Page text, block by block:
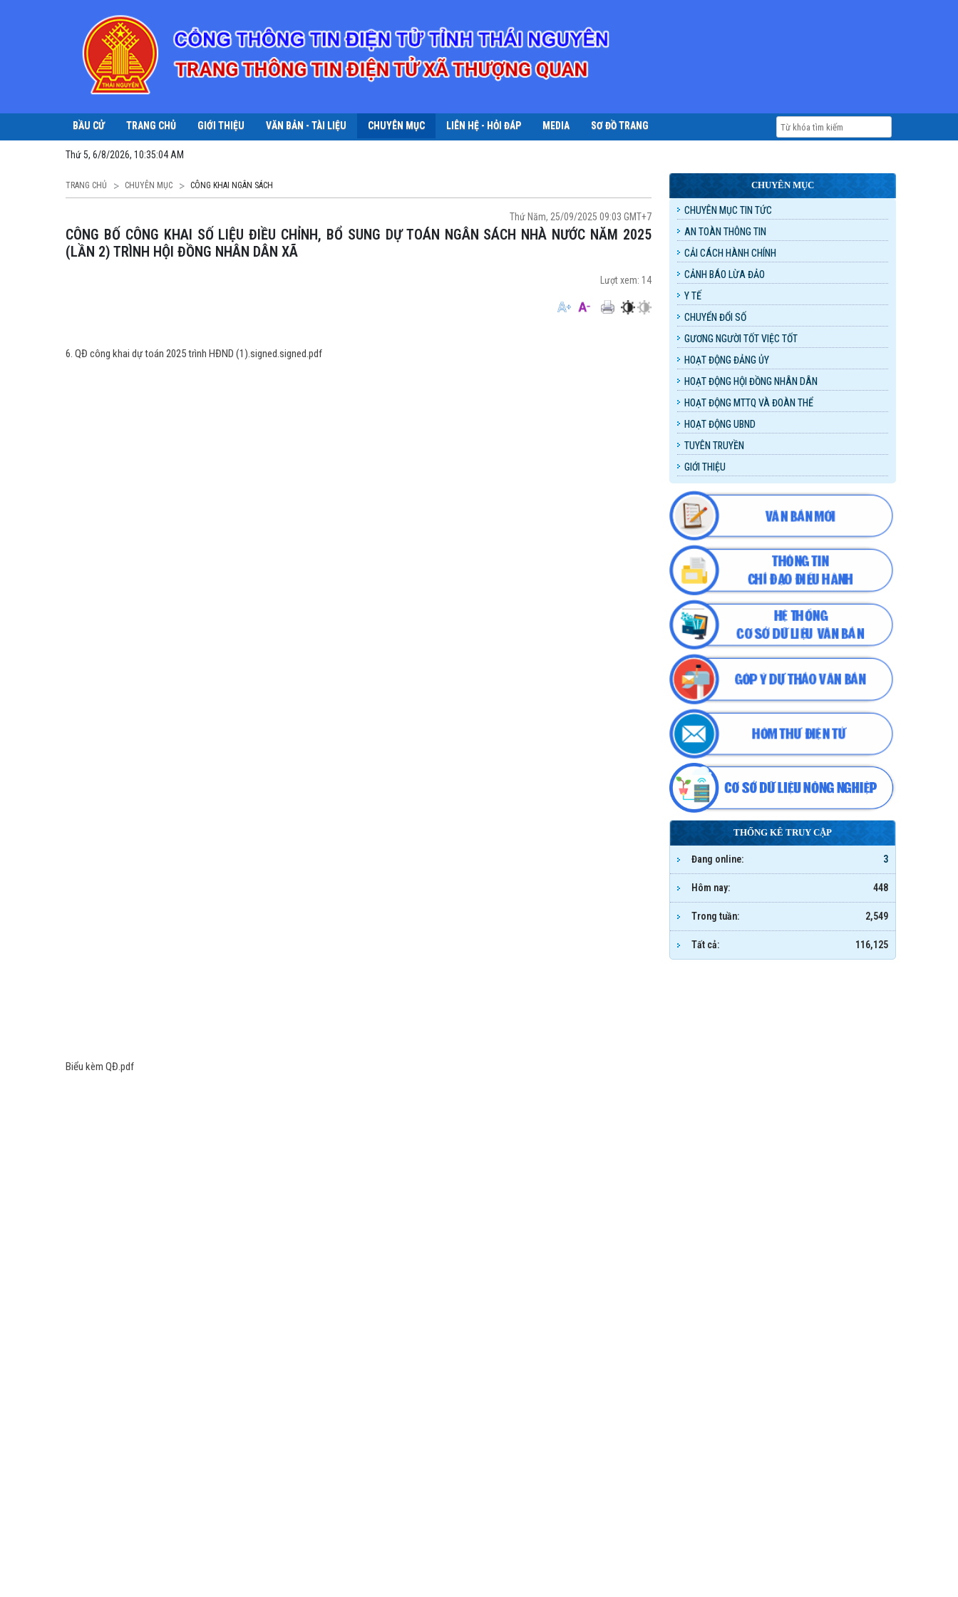
BẦU CỬ TRANG CHỦ GIỚI THIỆU VĂN BẢN - TÀI LIỆU CHUYÊN MỤC LIÊN HỆ - HỎI ĐÁP MEDIA SƠ ĐỒ TRANG
Thứ 5, 6/8/2026, 10:35:05 AM
TRANG CHỦ CHUYÊN MỤC CÔNG KHAI NGÂN SÁCH
Thứ Năm, 25/09/2025 09:03 GMT+7
CÔNG BỐ CÔNG KHAI SỐ LIỆU ĐIỀU CHỈNH, BỔ SUNG DỰ TOÁN NGÂN SÁCH NHÀ NƯỚC NĂM 2025
(LẦN 2) TRÌNH HỘI ĐỒNG NHÂN DÂN XÃ
Lượt xem: 14
6. QĐ công khai dự toán 2025 trình HĐND (1).signed.signed.pdf
Biểu kèm QĐ.pdf
CHUYÊN MỤC
CHUYÊN MỤC TIN TỨC
AN TOÀN THÔNG TIN
CẢI CÁCH HÀNH CHÍNH
CẢNH BÁO LỪA ĐẢO
Y TẾ
CHUYỂN ĐỔI SỐ
GƯƠNG NGƯỜI TỐT VIỆC TỐT
HOẠT ĐỘNG ĐẢNG ỦY
HOẠT ĐỘNG HỘI ĐỒNG NHÂN DÂN
HOẠT ĐỘNG MTTQ VÀ ĐOÀN THỂ
HOẠT ĐỘNG UBND
TUYÊN TRUYỀN
GIỚI THIỆU
THỐNG KÊ TRUY CẬP
Đang online: 3
Hôm nay: 448
Trong tuần: 2,549
Tất cả: 116,125